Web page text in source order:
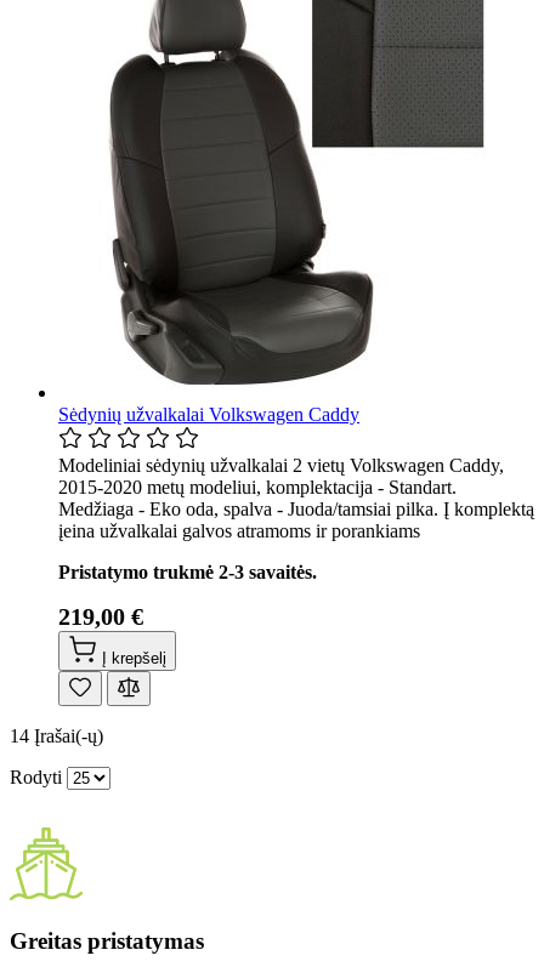
Sėdynių užvalkalai Volkswagen Caddy
Modeliniai sėdynių užvalkalai 2 vietų Volkswagen Caddy,
2015-2020 metų modeliui, komplektacija - Standart.
Medžiaga - Eko oda, spalva - Juoda/tamsiai pilka. Į komplektą
įeina užvalkalai galvos atramoms ir porankiams
Pristatymo trukmė 2-3 savaitės.
219,00 €
Į krepšelį
14 Įrašai(-ų)
Rodyti
Greitas pristatymas